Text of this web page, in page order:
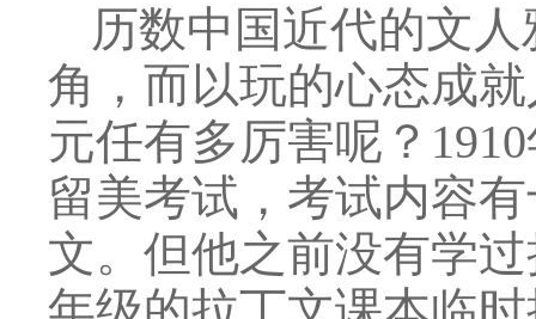
历数中国近代的文
角，而以玩的心态成
元任有多厉害呢？
留美考试，考试内容
文。但他之前没有学